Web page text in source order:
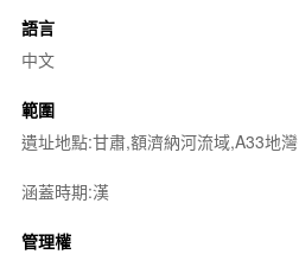
語言
中文
範圍
遺址地點:甘肅,額濟納河流域,A33地灣
涵蓋時期:漢
管理權